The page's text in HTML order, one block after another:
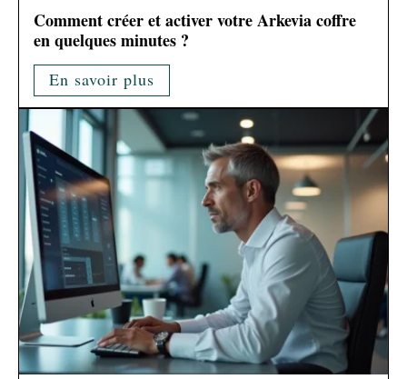
Comment créer et activer votre Arkevia coffre
en quelques minutes ?
En savoir plus